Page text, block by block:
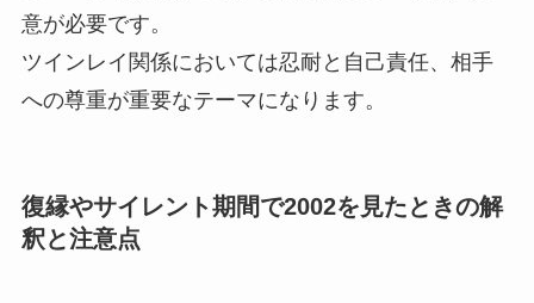
意が必要です。
ツインレイ関係においては忍耐と自己責任、相手
への尊重が重要なテーマになります。
復縁やサイレント期間で2002を見たときの解
釈と注意点